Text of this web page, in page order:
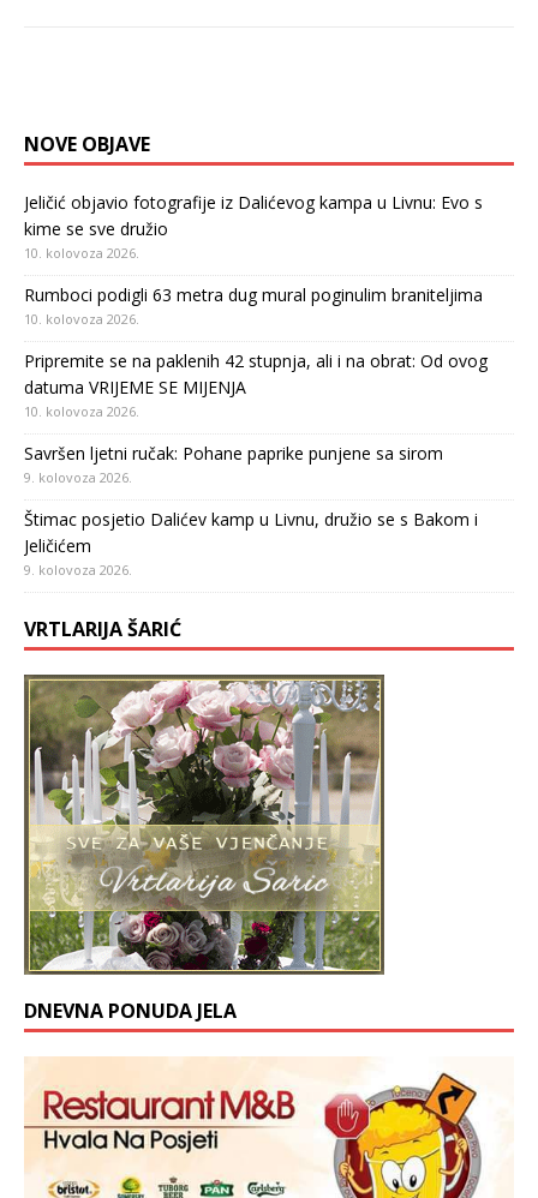
NOVE OBJAVE
Jeličić objavio fotografije iz Dalićevog kampa u Livnu: Evo s
kime se sve družio
10. kolovoza 2026.
Rumboci podigli 63 metra dug mural poginulim braniteljima
10. kolovoza 2026.
Pripremite se na paklenih 42 stupnja, ali i na obrat: Od ovog
datuma VRIJEME SE MIJENJA
10. kolovoza 2026.
Savršen ljetni ručak: Pohane paprike punjene sa sirom
9. kolovoza 2026.
Štimac posjetio Dalićev kamp u Livnu, družio se s Bakom i
Jeličićem
9. kolovoza 2026.
VRTLARIJA ŠARIĆ
DNEVNA PONUDA JELA